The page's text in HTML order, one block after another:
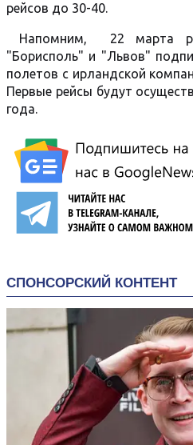
рейсов до 30-40.
Напомним, 22 марта
"Борисполь" и "Львов"
полетов с ирландской
Первые рейсы будут
года.